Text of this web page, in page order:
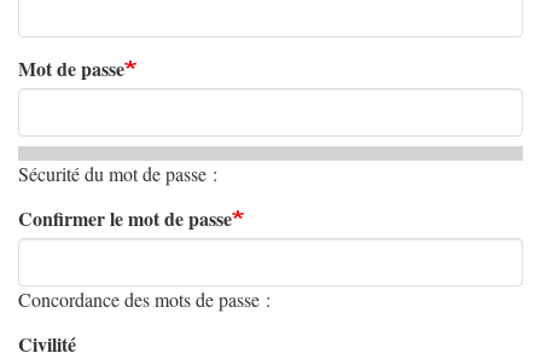
Mot de passe
Sécurité du mot de passe :
Confirmer le mot de passe
Concordance des mots de passe :
Civilité